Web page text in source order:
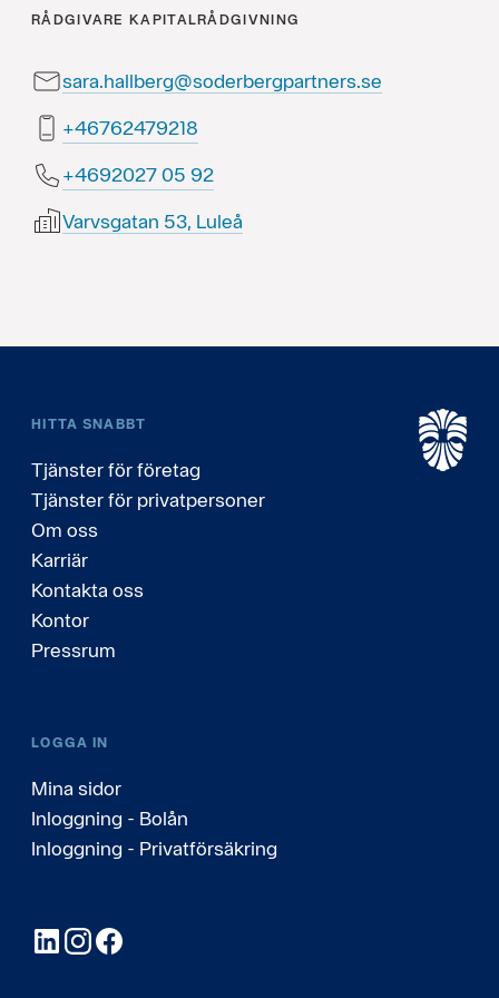
RÅDGIVARE KAPITALRÅDGIVNING
sara.hallberg@soderbergpartners.se
81297426764+
29 50 7202964+
Varvsgatan 53, Luleå
HITTA SNABBT
Tjänster för företag
Tjänster för privatpersoner
Om oss
Karriär
Kontakta oss
Kontor
Pressrum
LOGGA IN
Mina sidor
Inloggning - Bolån
Inloggning - Privatförsäkring
LinkedInInstagram